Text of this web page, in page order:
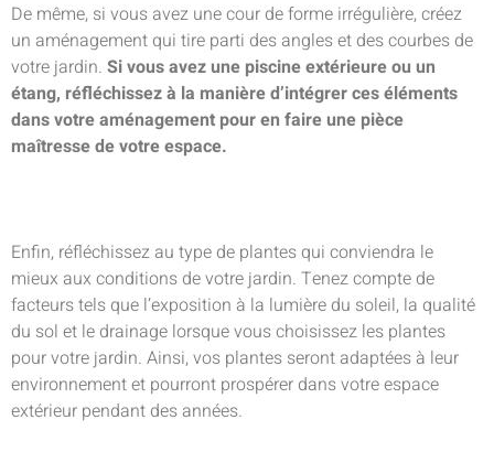
De même, si vous avez une cour de forme irrégulière, créez
un aménagement qui tire parti des angles et des courbes de
votre jardin. Si vous avez une piscine extérieure ou un
étang, réfléchissez à la manière d’intégrer ces éléments
dans votre aménagement pour en faire une pièce
maîtresse de votre espace.
Enfin, réfléchissez au type de plantes qui conviendra le
mieux aux conditions de votre jardin. Tenez compte de
facteurs tels que l’exposition à la lumière du soleil, la qualité
du sol et le drainage lorsque vous choisissez les plantes
pour votre jardin. Ainsi, vos plantes seront adaptées à leur
environnement et pourront prospérer dans votre espace
extérieur pendant des années.